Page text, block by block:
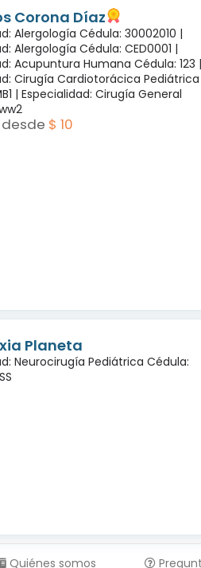
Corona Díaz
Alergología Cédula: 30002010 |
Alergología Cédula: CED0001 |
Acupuntura Humana Cédula: 123 |
Cirugía Cardiotorácica Pediátrica
| Especialidad: Cirugía General
desde $ 10
Planeta
Neurocirugía Pediátrica Cédula:
Quiénes somos